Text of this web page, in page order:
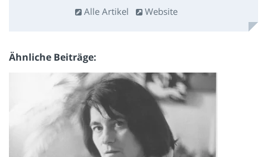
Alle Artikel
Website
Ähnliche Beiträge